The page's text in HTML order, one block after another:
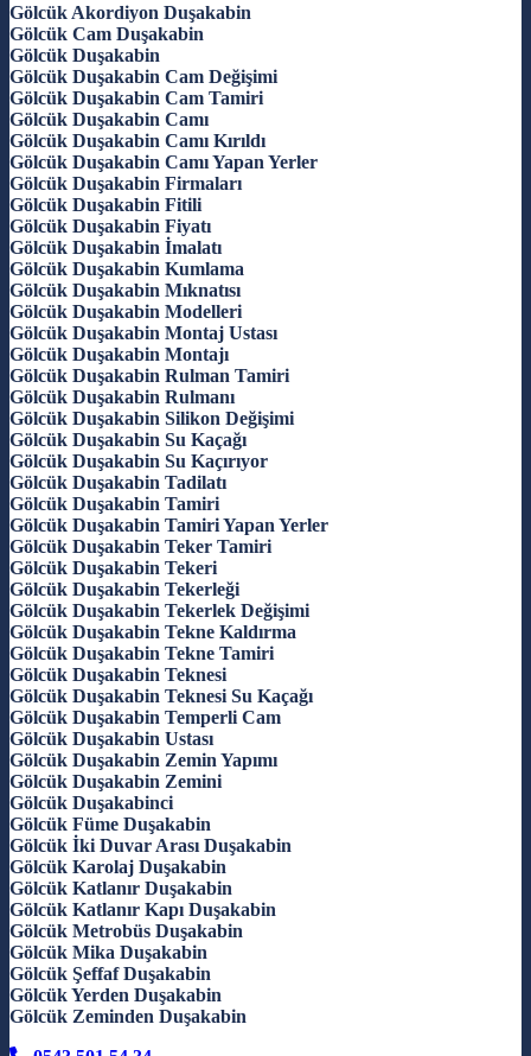
Gölcük Akordiyon Duşakabin
Gölcük Cam Duşakabin
Gölcük Duşakabin
Gölcük Duşakabin Cam Değişimi
Gölcük Duşakabin Cam Tamiri
Gölcük Duşakabin Camı
Gölcük Duşakabin Camı Kırıldı
Gölcük Duşakabin Camı Yapan Yerler
Gölcük Duşakabin Firmaları
Gölcük Duşakabin Fitili
Gölcük Duşakabin Fiyatı
Gölcük Duşakabin İmalatı
Gölcük Duşakabin Kumlama
Gölcük Duşakabin Mıknatısı
Gölcük Duşakabin Modelleri
Gölcük Duşakabin Montaj Ustası
Gölcük Duşakabin Montajı
Gölcük Duşakabin Rulman Tamiri
Gölcük Duşakabin Rulmanı
Gölcük Duşakabin Silikon Değişimi
Gölcük Duşakabin Su Kaçağı
Gölcük Duşakabin Su Kaçırıyor
Gölcük Duşakabin Tadilatı
Gölcük Duşakabin Tamiri
Gölcük Duşakabin Tamiri Yapan Yerler
Gölcük Duşakabin Teker Tamiri
Gölcük Duşakabin Tekeri
Gölcük Duşakabin Tekerleği
Gölcük Duşakabin Tekerlek Değişimi
Gölcük Duşakabin Tekne Kaldırma
Gölcük Duşakabin Tekne Tamiri
Gölcük Duşakabin Teknesi
Gölcük Duşakabin Teknesi Su Kaçağı
Gölcük Duşakabin Temperli Cam
Gölcük Duşakabin Ustası
Gölcük Duşakabin Zemin Yapımı
Gölcük Duşakabin Zemini
Gölcük Duşakabinci
Gölcük Füme Duşakabin
Gölcük İki Duvar Arası Duşakabin
Gölcük Karolaj Duşakabin
Gölcük Katlanır Duşakabin
Gölcük Katlanır Kapı Duşakabin
Gölcük Metrobüs Duşakabin
Gölcük Mika Duşakabin
Gölcük Şeffaf Duşakabin
Gölcük Yerden Duşakabin
Gölcük Zeminden Duşakabin